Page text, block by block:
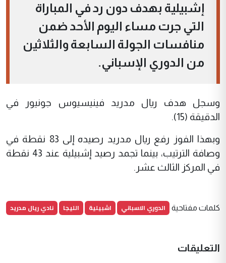
إشبيلية بهدف دون رد في المباراة
التي جرت مساء اليوم الأحد ضمن
منافسات الجولة السابعة والثلاثين
من الدوري الإسباني.
وسجل هدف ريال مدريد فينيسيوس جونيور في
الدقيقة (15).
وبهذا الفوز رفع ريال مدريد رصيده إلى 83 نقطة في
وصافة الترتيب، بينما تجمد رصيد إشبيلية عند 43 نقطة
في المركز الثالث عشر.
كلمات مفتاحية الدوري الاسباني اشبيلية الليجا نادي ريال مدريد
التعليقات